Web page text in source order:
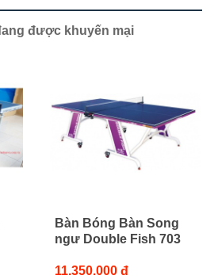
được khuyến mại
Bàn Bóng Bàn Song
ngư Double Fish 703
11.350.000 đ